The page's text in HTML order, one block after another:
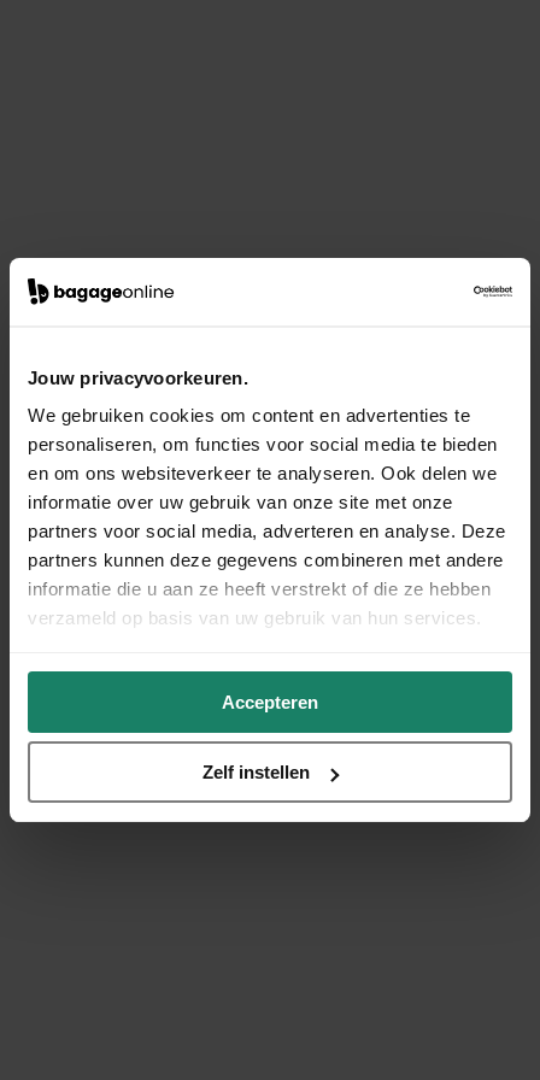
Jouw privacyvoorkeuren.
We gebruiken cookies om content en advertenties te
personaliseren, om functies voor social media te bieden
en om ons websiteverkeer te analyseren. Ook delen we
informatie over uw gebruik van onze site met onze
partners voor social media, adverteren en analyse. Deze
partners kunnen deze gegevens combineren met andere
informatie die u aan ze heeft verstrekt of die ze hebben
verzameld op basis van uw gebruik van hun services.
Accepteren
Zelf instellen